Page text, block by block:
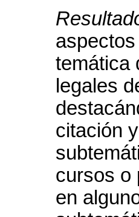
temática
legales
citación
cursos o
en